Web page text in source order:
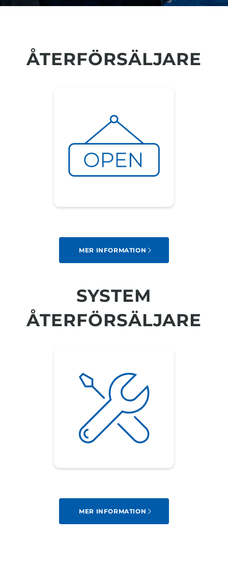
ÅTERFÖRSÄLJARE
MER INFORMATION
SYSTEM
ÅTERFÖRSÄLJARE
MER INFORMATION